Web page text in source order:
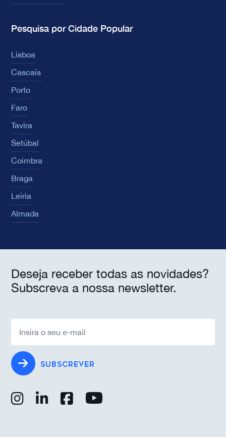
Pesquisa por Cidade Popular
Lisboa
Cascais
Porto
Faro
Tavira
Setúbal
Coimbra
Braga
Leiria
Almada
Deseja receber todas as novidades?
Subscreva a nossa newsletter.
SUBSCREVER